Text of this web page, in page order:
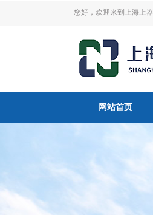
您好，欢迎来到上海上
网站首页